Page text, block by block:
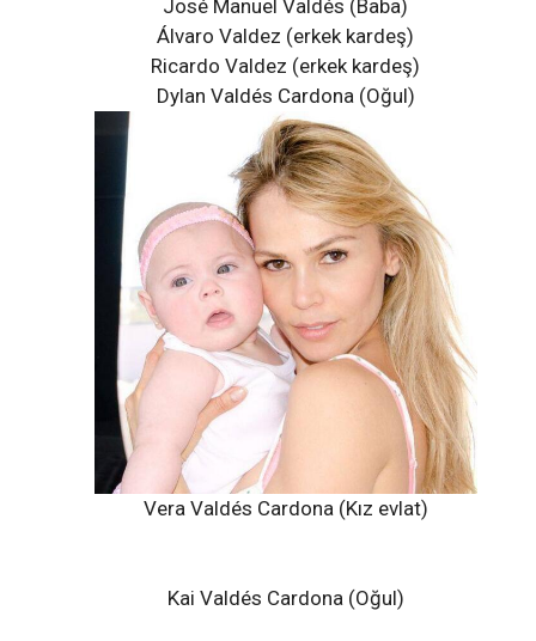
José Manuel Valdés (Baba)
Álvaro Valdez (erkek kardeş)
Ricardo Valdez (erkek kardeş)
Dylan Valdés Cardona (Oğul)
Vera Valdés Cardona (Kız evlat)
Kai Valdés Cardona(Oğul)